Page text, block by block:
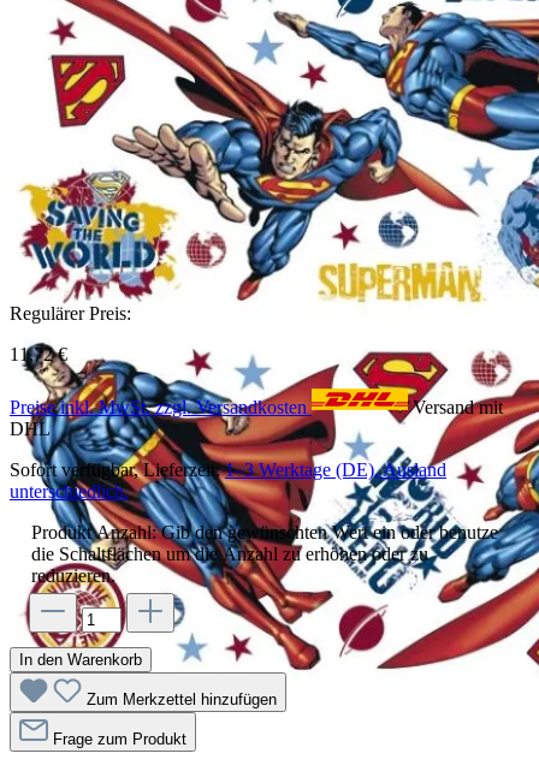
Regulärer Preis:
11,72 €
Preise inkl. MwSt. zzgl. Versandkosten
Versand mit
DHL
Sofort verfügbar, Lieferzeit:1–3 Werktage (DE), Ausland
unterschiedlich.
Produkt Anzahl: Gib den gewünschten Wert ein oder benutze
die Schaltflächen um die Anzahl zu erhöhen oder zu
reduzieren.
In den Warenkorb
Zum Merkzettel hinzufügen
Frage zum Produkt